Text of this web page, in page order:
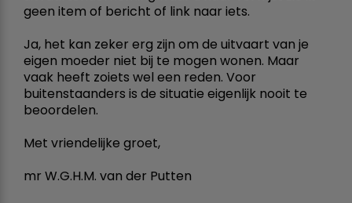
geen item of bericht of link naar iets.
Ja, het kan zeker erg zijn om de uitvaart van je
eigen moeder niet bij te mogen wonen. Maar
vaak heeft zoiets wel een reden. Voor
buitenstaanders is de situatie eigenlijk nooit te
beoordelen.
Met vriendelijke groet,
mr W.G.H.M. van der Putten